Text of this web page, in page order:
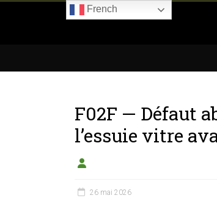
du
boîtier
éthanol
F02F — Défaut
l’essuie vitre
26 mai 2026
French